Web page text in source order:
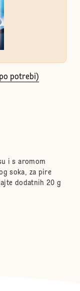
potrebi)
i s aromom
soka, za pire
dodatnih 20 g